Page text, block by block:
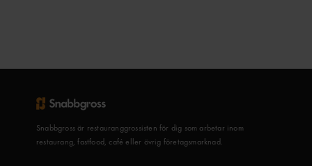
Snabbgross är restauranggrossisten för dig som arbetar inom
restaurang, fastfood, café eller övrig företagsmarknad.